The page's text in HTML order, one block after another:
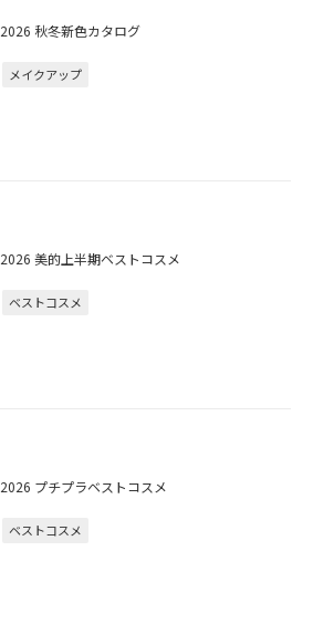
2026 秋冬新色カタログ
メイクアップ
2026 美的上半期ベストコスメ
ベストコスメ
2026 プチプラベストコスメ
ベストコスメ